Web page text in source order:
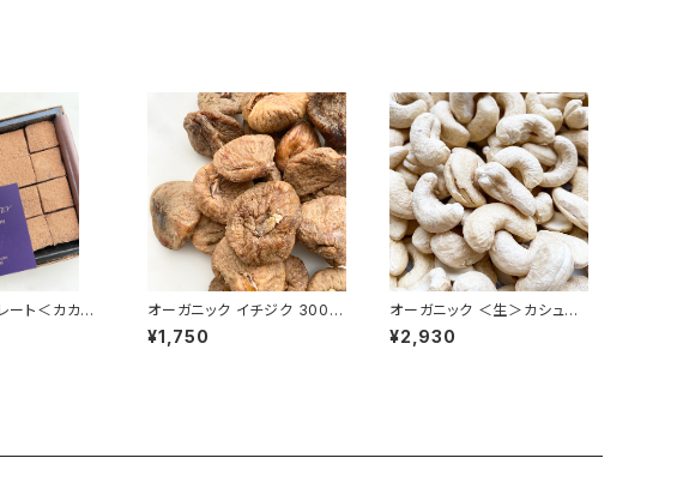
ート＜カカオ
※冷蔵便
オーガニック イチジク 300g
＜ドライ＞／Organic Dried
White Figs
¥1,750
オーガニック ＜生＞カシュー
ナッツ500g ／Organic Cas
hew Raw Nuts
¥2,930